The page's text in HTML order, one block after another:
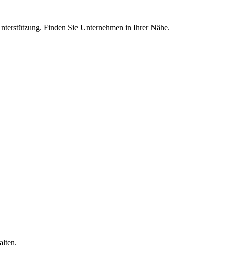
Finden Sie Unternehmen in Ihrer Nähe.